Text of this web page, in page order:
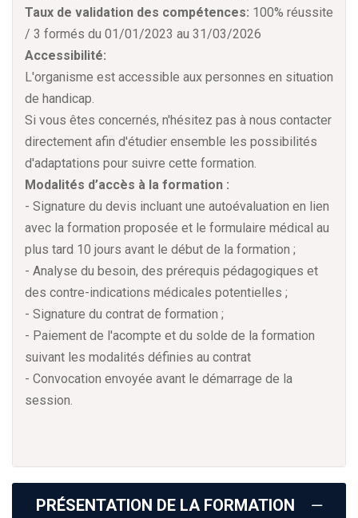
Taux de validation des compétences: 100% réussite
/ 3 formés du 01/01/2023 au 31/03/2026
Accessibilité:
L'organisme est accessible aux personnes en situation
de handicap.
Si vous êtes concernés, n'hésitez pas à nous contacter
directement afin d'étudier ensemble les possibilités
d'adaptations pour suivre cette formation.
Modalités d’accès à la formation :
- Signature du devis incluant une autoévaluation en lien
avec la formation proposée et le formulaire médical au
plus tard 10 jours avant le début de la formation ;
- Analyse du besoin, des prérequis pédagogiques et
des contre-indications médicales potentielles ;
- Signature du contrat de formation ;
- Paiement de l'acompte et du solde de la formation
suivant les modalités définies au contrat
- Convocation envoyée avant le démarrage de la
session.
PRÉSENTATION DE LA FORMATION